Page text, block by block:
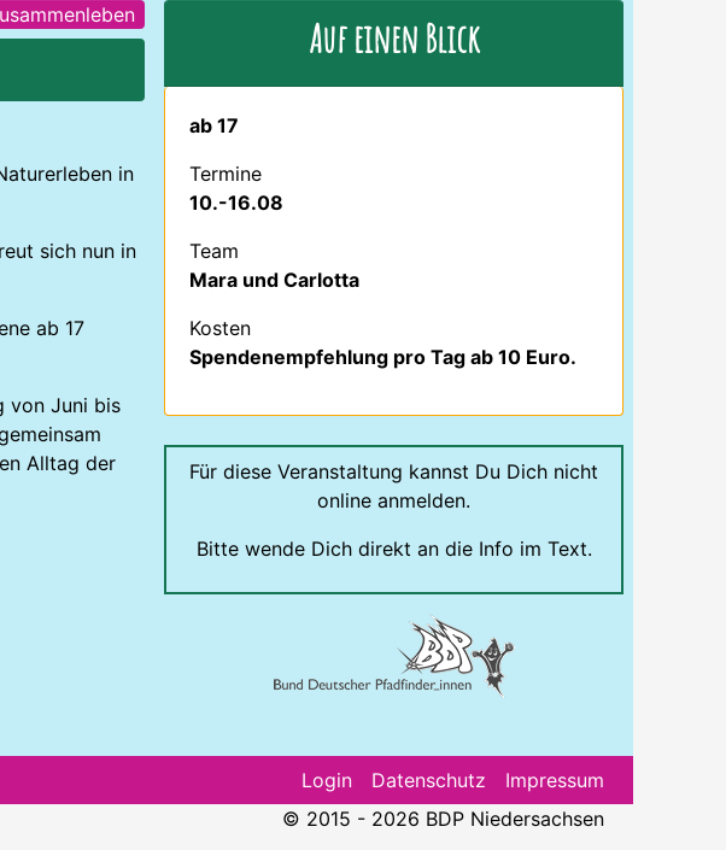
in
sich nun in
ab 17
von Juni bis
Alltag der
Auf einen Blick
ab 17
Termine
10.-16.08
Team
Mara und Carlotta
Kosten
Spendenempfehlung pro Tag ab 10 Euro.
Für diese Veranstaltung kannst Du Dich nicht
online anmelden.
Bitte wende Dich direkt an die Info im Text.
Login Datenschutz
Impressum
© 2015 - 2026 BDP Niedersachsen